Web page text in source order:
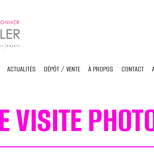
ACTUALITÉS DÉPÔT / VENTE À PROPOS CONTACT
VISITE